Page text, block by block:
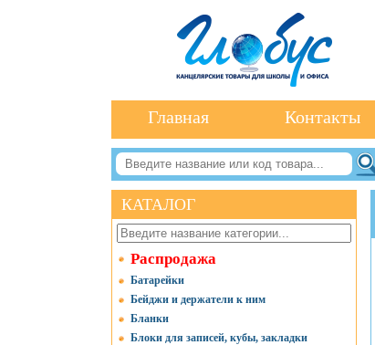
Главная Контакты
КАТАЛОГ
Распродажа
Батарейки
Бейджи и держатели к ним
Бланки
Блоки для записей, кубы, закладки